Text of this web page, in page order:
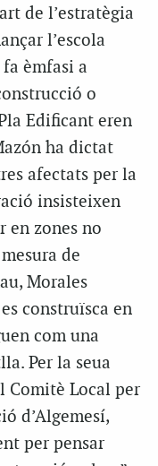
de l’estratègia
l’escola
èmfasi a
o
Edificant eren
ha dictat
afectats per la
insisteixen
en zones no
de
Morales
construïsca en
com una
Per la seua
Comitè Local per
d’Algemesí,
per pensar